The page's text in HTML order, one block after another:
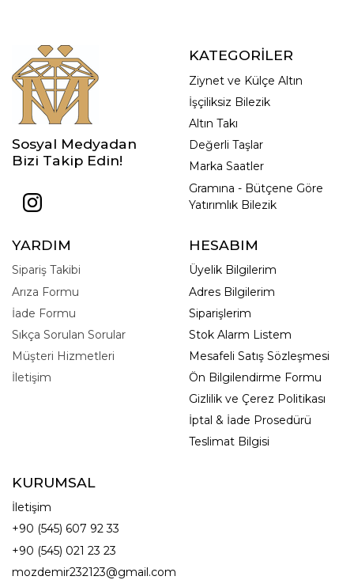
Sosyal Medyadan
Bizi Takip Edin!
KATEGORİLER
Ziynet ve Külçe Altın
İşçiliksiz Bilezik
Altın Takı
Değerli Taşlar
Marka Saatler
Gramına - Bütçene Göre
Yatırımlık Bilezik
YARDIM
Sipariş Takibi
Arıza Formu
İade Formu
Sıkça Sorulan Sorular
Müşteri Hizmetleri
İletişim
HESABIM
Üyelik Bilgilerim
Adres Bilgilerim
Siparişlerim
Stok Alarm Listem
Mesafeli Satış Sözleşmesi
Ön Bilgilendirme Formu
Gizlilik ve Çerez Politikası
İptal & İade Prosedürü
Teslimat Bilgisi
KURUMSAL
İletişim
+90 (545) 607 92 33
+90 (545) 021 23 23
mozdemir232123@gmail.com